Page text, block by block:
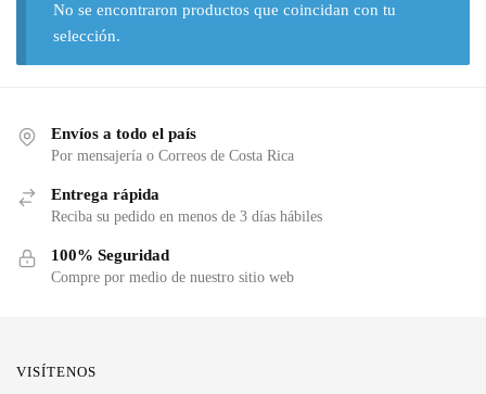
No se encontraron productos que coincidan con tu
selección.
Envíos a todo el país
Por mensajería o Correos de Costa Rica
Entrega rápida
Reciba su pedido en menos de 3 días hábiles
100% Seguridad
Compre por medio de nuestro sitio web
VISÍTENOS